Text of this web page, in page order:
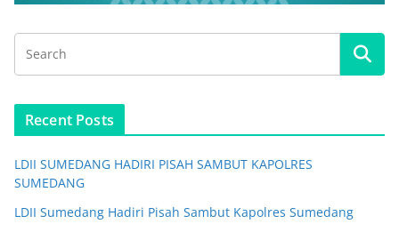
Recent Posts
LDII SUMEDANG HADIRI PISAH SAMBUT KAPOLRES
SUMEDANG
LDII Sumedang Hadiri Pisah Sambut Kapolres Sumedang